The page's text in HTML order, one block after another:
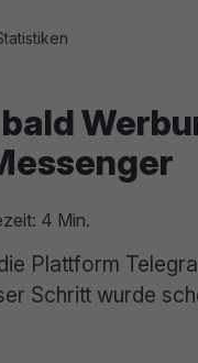
4 Min.
Plattform
Schritt wurde